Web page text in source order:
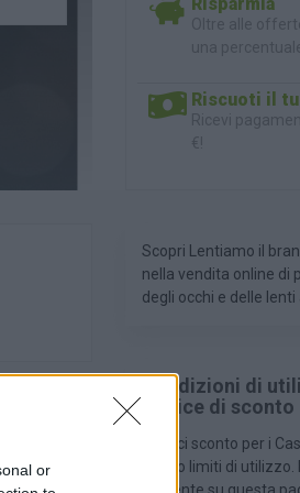
or
Riscuoti il
Scopri Lentiamo il
nella vendita online di
degli occhi e delle lenti
Condizioni di
codice di sconto
I codici sconto per i
hanno limiti di utilizzo.
presente su questa